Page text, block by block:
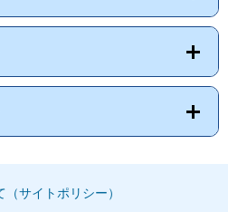
サイトポリシー）